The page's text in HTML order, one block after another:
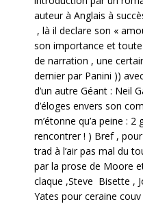
auteur à Anglais à
, là il declare son «
son importance et toute
de narration , une
dernier par Panini ))
d’un autre Géant : Neil
d’éloges envers son
m’étonne qu’a peine :
rencontrer ! ) Bref ,
trad à l’air pas mal du
par la prose de Moore
claque ,Steve Bisette ,
Yates pour ceraine couv